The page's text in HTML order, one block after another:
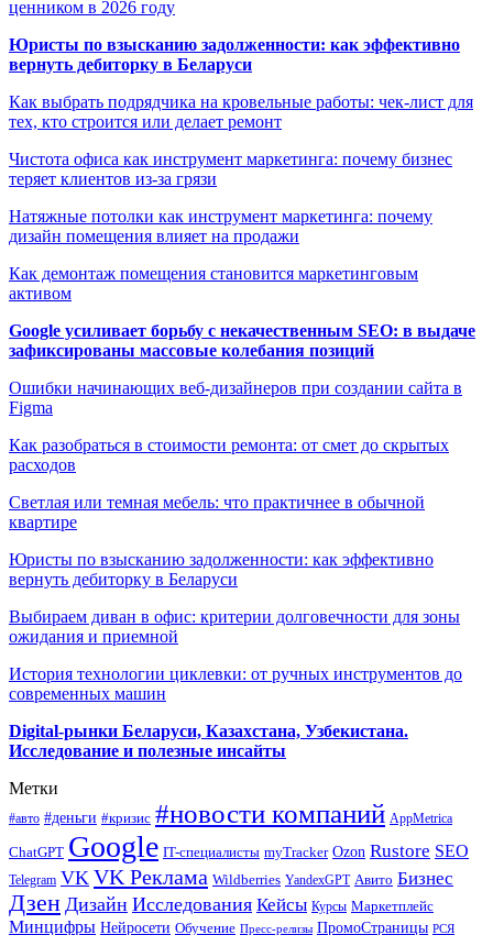
ценником в 2026 году
Юристы по взысканию задолженности: как эффективно
вернуть дебиторку в Беларуси
Как выбрать подрядчика на кровельные работы: чек-лист для
тех, кто строится или делает ремонт
Чистота офиса как инструмент маркетинга: почему бизнес
теряет клиентов из-за грязи
Натяжные потолки как инструмент маркетинга: почему
дизайн помещения влияет на продажи
Как демонтаж помещения становится маркетинговым
активом
Google усиливает борьбу с некачественным SEO: в выдаче
зафиксированы массовые колебания позиций
Ошибки начинающих веб-дизайнеров при создании сайта в
Figma
Как разобраться в стоимости ремонта: от смет до скрытых
расходов
Светлая или темная мебель: что практичнее в обычной
квартире
Юристы по взысканию задолженности: как эффективно
вернуть дебиторку в Беларуси
Выбираем диван в офис: критерии долговечности для зоны
ожидания и приемной
История технологии циклевки: от ручных инструментов до
современных машин
Digital-рынки Беларуси, Казахстана, Узбекистана.
Исследование и полезные инсайты
Метки
#авто #деньги #кризис #новости компаний AppMetrica
ChatGPT Google IT-специалисты myTracker Ozon Rustore SEO
Telegram VK VK Реклама Wildberries YandexGPT Авито Бизнес
Дзен Дизайн Исследования Кейсы Курсы Маркетплейс
Минцифры Нейросети Обучение Пресс-релизы ПромоСтраницы РСЯ